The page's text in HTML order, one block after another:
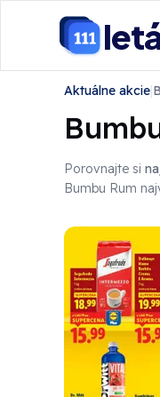
Aktuálne akcie|
Porovnajte si
Bumbu Rum